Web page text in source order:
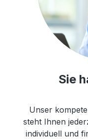
Sie
Unser
steht Ihnen
individuell und